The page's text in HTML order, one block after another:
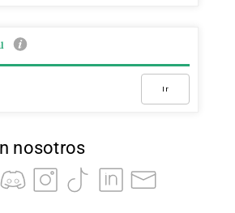
Ir
nosotros